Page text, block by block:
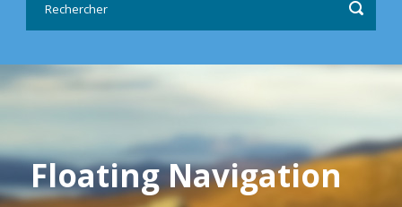
Floating Navigation